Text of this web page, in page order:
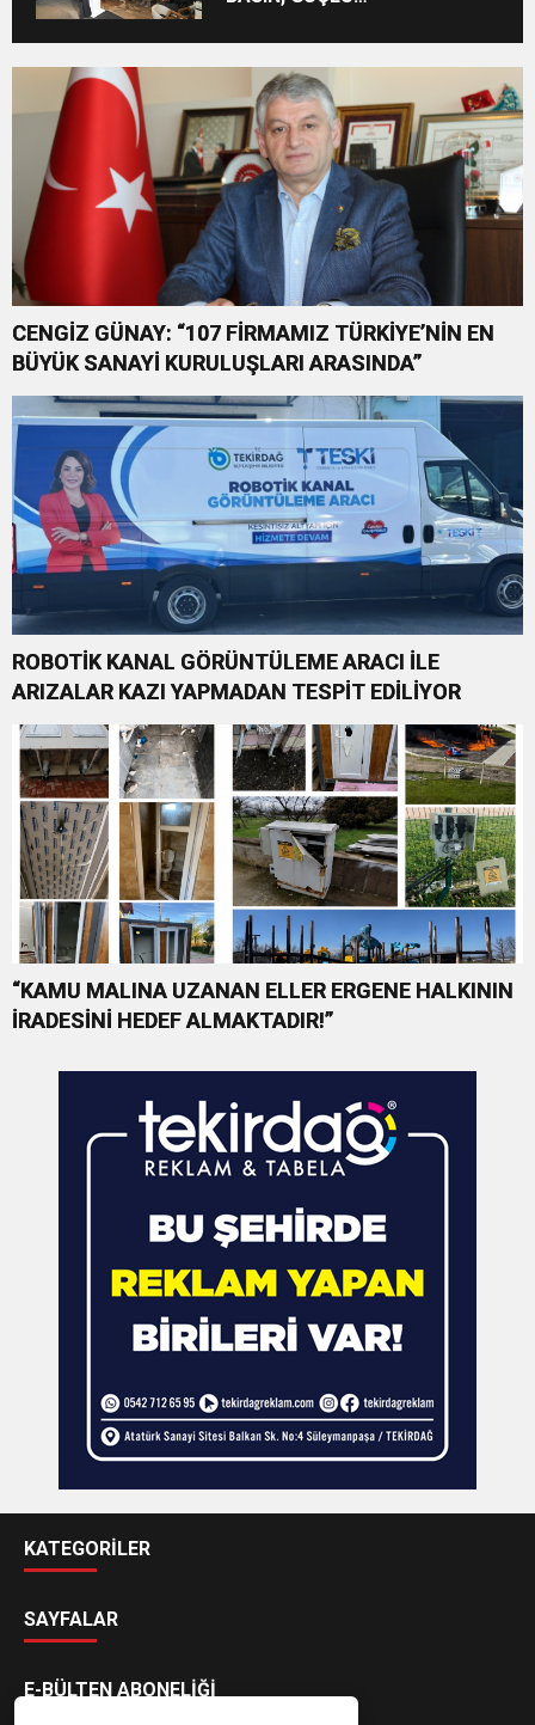
TEMİNATIDIR!”
CENGİZ GÜNAY: “107 FİRMAMIZ TÜRKİYE’NİN EN
BÜYÜK SANAYİ KURULUŞLARI ARASINDA”
ROBOTİK KANAL GÖRÜNTÜLEME ARACI İLE
ARIZALAR KAZI YAPMADAN TESPİT EDİLİYOR
“KAMU MALINA UZANAN ELLER ERGENE HALKININ
İRADESİNİ HEDEF ALMAKTADIR!”
KATEGORİLER
SAYFALAR
E-BÜLTEN ABONELİĞİ